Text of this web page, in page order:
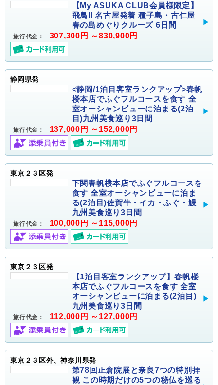
【My ASUKA CLUB会員様限定】
飛鳥II 名古屋発着 種子島・古仁屋
春の島めぐりクルーズ 6日間
旅行代金： 307,300円 ～830,900円
静岡県発
<静岡/1泊目客室ランクアップ>春帆
楼本店でふぐフルコースを食す 全
室オーシャンビューに泊まる(2泊
目)九州美食巡り3日間
旅行代金： 137,000円 ～152,000円
東京２３区発
下関春帆楼本店でふぐフルコースを
食す 全室オーシャンビューに泊ま
る(2泊目)佐賀牛・イカ・ふぐ・鰻
九州美食巡り3日間
旅行代金： 100,000円 ～115,000円
東京２３区発
【1泊目客室ランクアップ】春帆楼
本店でふぐフルコースを食す 全室
オーシャンビューに泊まる(2泊目)
九州美食巡り3日間
旅行代金： 112,000円 ～127,000円
東京２３区外、神奈川県発
第78回正倉院展と奈良7つの特別拝
観 この時期だけの5つの秘仏を巡る